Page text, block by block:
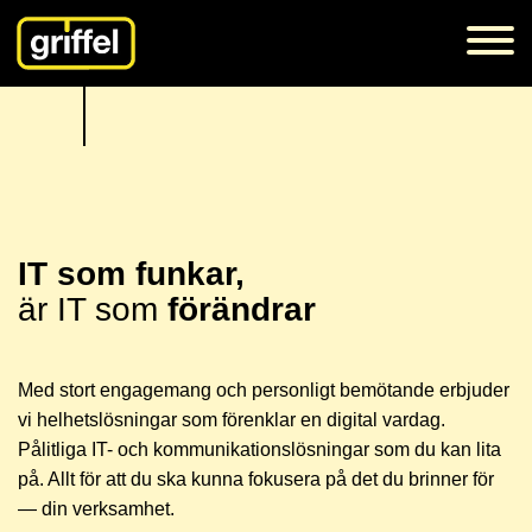
IT som funkar,
är IT som förändrar
Med stort engagemang och personligt bemötande erbjuder
vi helhetslösningar som förenklar en digital vardag.
Pålitliga IT- och kommunikationslösningar som du kan lita
på. Allt för att du ska kunna fokusera på det du brinner för
— din verksamhet.